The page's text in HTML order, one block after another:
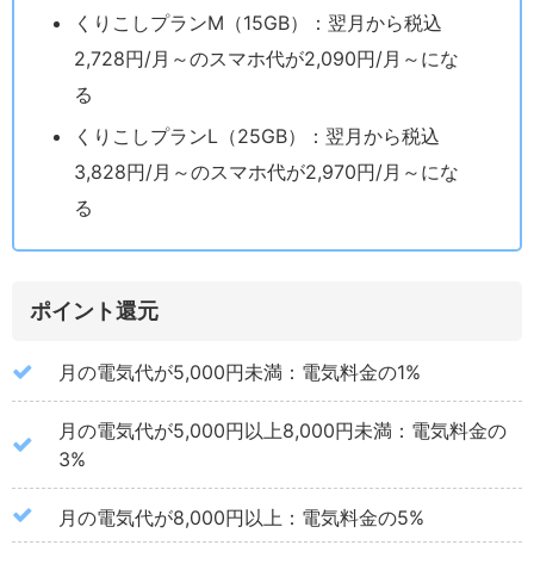
くりこしプランM（15GB）：翌月から税込
2,728円/月～のスマホ代が2,090円/月～にな
る
くりこしプランL（25GB）：翌月から税込
3,828円/月～のスマホ代が2,970円/月～にな
る
ポイント還元
月の電気代が5,000円未満：電気料金の1%
月の電気代が5,000円以上8,000円未満：電気料金の
3%
月の電気代が8,000円以上：電気料金の5%